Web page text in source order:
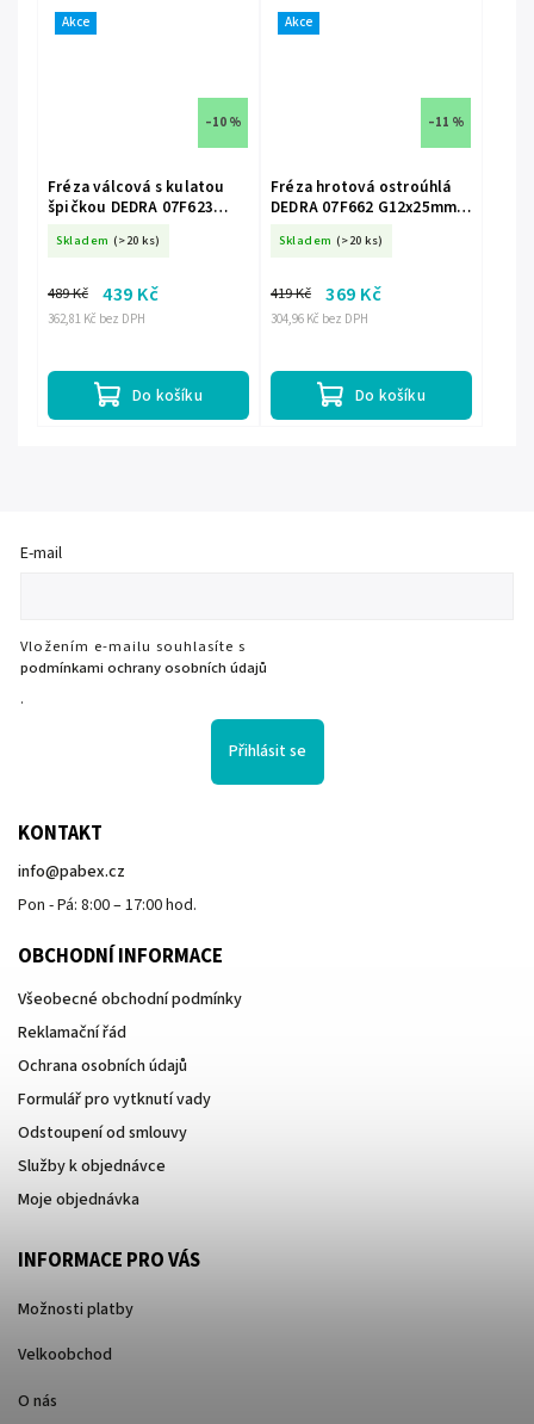
Akce
–10 %
Fréza válcová s kulatou
špičkou DEDRA 07F623
Skladem (>20 ks)
362,81 Kč bez DPH
489 Kč 439 Kč
Do košíku
Akce
–11 %
Fréza hrotová ostroúhlá
DEDRA 07F662 G12x25mm,
Skladem (>20 ks)
304,96 Kč bez DPH
419 Kč 369 Kč
Do košíku
E-mail
Vložením e-mailu souhlasíte s
podmínkami ochrany osobních údajů
.
Přihlásit se
KONTAKT
info@pabex.cz
Pon - Pá: 8:00 – 17:00 hod.
OBCHODNÍ INFORMACE
Všeobecné obchodní podmínky
Reklamační řád
Ochrana osobních údajů
Formulář pro vytknutí vady
Odstoupení od smlouvy
Služby k objednávce
Moje objednávka
INFORMACE PRO VÁS
Možnosti platby
Velkoobchod
O nás